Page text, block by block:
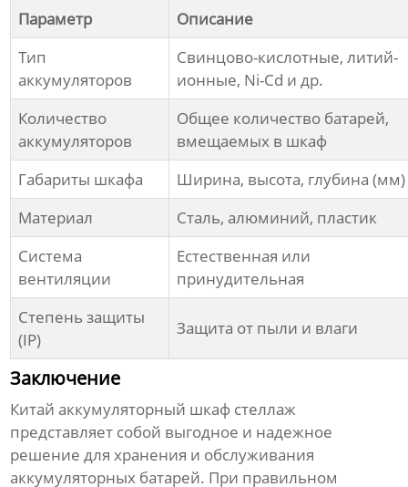
Параметр
Описание
Тип
аккумуляторов
Свинцово-кислотные, литий-
ионные, Ni-Cd и др.
Количество
аккумуляторов
Общее количество батарей,
вмещаемых в шкаф
Габариты шкафа
Ширина, высота, глубина (мм)
Материал
Сталь, алюминий, пластик
Система
вентиляции
Естественная или
принудительная
Степень защиты
(IP)
Защита от пыли и влаги
Заключение
Китай аккумуляторный шкаф стеллаж
представляет собой выгодное и надежное
решение для хранения и обслуживания
аккумуляторных батарей. При правильном